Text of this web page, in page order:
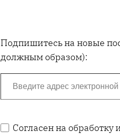
Подпишитесь на новые
должным образом):
Введите адрес электронной почты…
Согласен на